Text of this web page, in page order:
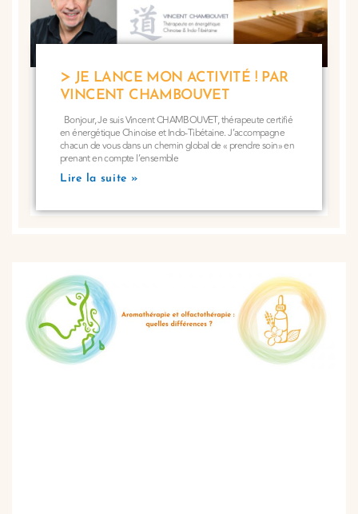
JE LANCE MON ACTIVITÉ ! PAR
VINCENT CHAMBOUVET
Bonjour, Je suis Vincent CHAMBOUVET, thérapeute certifié
en énergétique Chinoise et Indo-Tibétaine. J’accompagne
chacun de vous dans un chemin global de « prendre soin» en
prenant en compte l’ensemble
Lire la suite »